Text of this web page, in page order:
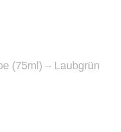
(75ml) – Laubgrün